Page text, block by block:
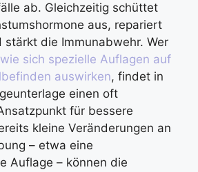
ab. Gleichzeitig schüttet
aus, repariert
stärkt die Immunabwehr. Wer
wie sich spezielle Auflagen auf
auswirken, findet in
einen oft
für bessere
kleine Veränderungen an
– etwa eine
Auflage – können die